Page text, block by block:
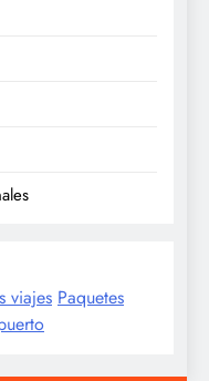
viajes Paquetes